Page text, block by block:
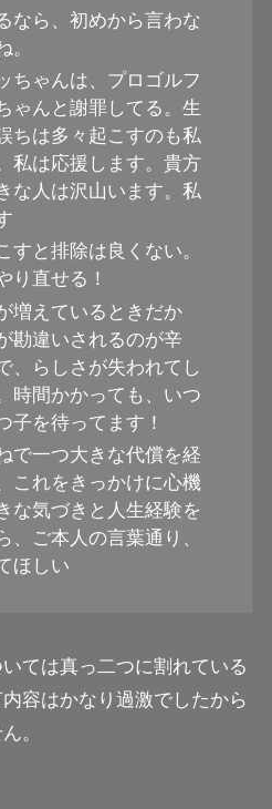
なら、初めから言わな
。
ちゃんは、プロゴルフ
ゃんと謝罪してる。生
ちは多々起こすのも私
私は応援します。貴方
な人は沢山います。私
すと排除は良くない。
り直せる！
増えているときだか
勘違いされるのが辛
、らしさが失われてし
時間かかっても、いつ
子を待ってます！
で一つ大きな代償を経
これをきっかけに心機
な気づきと人生経験を
、ご本人の言葉通り、
ほしい
ては真っ二つに割れている
容はかなり過激でしたから
。